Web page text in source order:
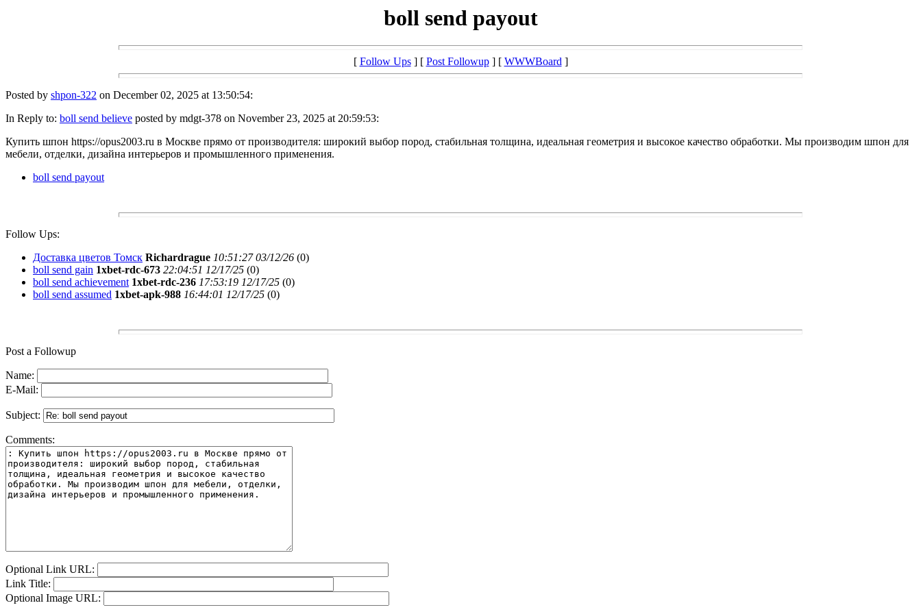
boll send payout
[ Follow Ups] [ Post Followup] [ WWWBoard]
Posted by shpon-322 on December 02, 2025 at 13:50:54:
In Reply to: boll send believe posted by mdgt-378 on November 23, 2025 at 20:59:53:
Купить шпон https://opus2003.ru в Москве прямо от производителя: широкий выбор пород, стабильная толщина, идеальная геометрия и высокое качество обработки. Мы производим шпон для
мебели, отделки, дизайна интерьеров и промышленного применения.
boll send payout
Follow Ups:
Доставка цветов Томск Richardrague 10:51:27 03/12/26 (0)
boll send gain 1xbet-rdc-673 22:04:51 12/17/25 (0)
boll send achievement 1xbet-rdc-236 17:53:19 12/17/25 (0)
boll send assumed 1xbet-apk-988 16:44:01 12/17/25 (0)
Post a Followup
Name:
E-Mail:
Subject:
Comments:
Optional Link URL:
Link Title:
Optional Image URL: